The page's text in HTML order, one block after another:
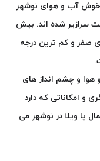
خوش آب و هوای نوشهر
سرازیر شده اند. بیش
تابستان ها 36 درجه بالای صفر و کم ترین درجه
هوا و چشم انداز های
و امکاناتی که دارد
یا ویلا در نوشهر می